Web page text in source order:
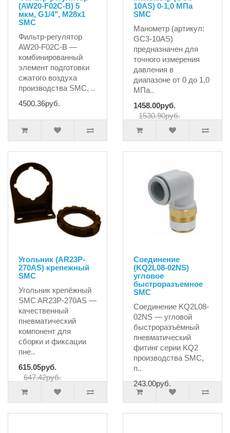
(AW20-F02C-B) 5
мкм, G1/4", M28x1
SMC
Фильтр-регулятор
AW20-F02C-B —
комбинированный
элемент подготовки
сжатого воздуха
производства SMC, ..
4500.36руб.
10AS) 0-1,0 МПа
SMC
Манометр (артикул:
GC3-10AS)
предназначен для
точного измерения
давления в
диапазоне от 0 до 1,0
МПа..
1458.00руб.
1530.90руб.
Угольник (AR23P-
270AS) крепежный
SMC
Угольник крепёжный
SMC AR23P-270AS —
качественный
пневматический
компонент для
сборки и фиксации
пне..
615.05руб.
647.42руб.
Соединение
(KQ2L08-02NS)
угловое
быстроразъемное
SMC
Соединение KQ2L08-
02NS — угловой
быстроразъёмный
пневматический
фитинг серии KQ2
производства SMC,
п..
243.00руб.